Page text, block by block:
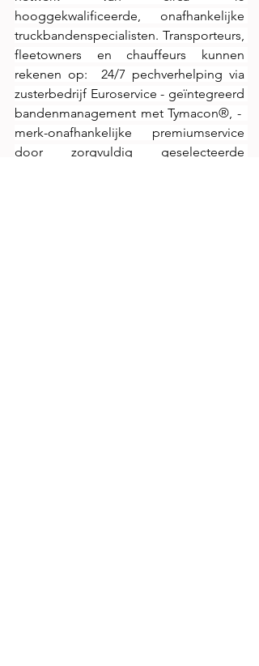
hooggekwalificeerde, onafhankelijke
truckbandenspecialisten. Transporteurs,
fleetowners en chauffeurs kunnen
rekenen op:  24/7 pechverhelping via
zusterbedrijf Euroservice - geïntegreerd
bandenmanagement met Tymacon®, -
merk-onafhankelijke premiumservice
door zorgvuldig geselecteerde